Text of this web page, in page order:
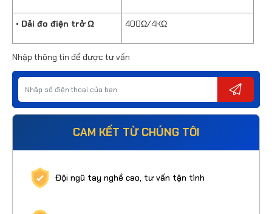
• Dải đo điện trở Ω 400Ω/4KΩ
Nhập thông tin để được tư vấn
CAM KẾT TỪ CHÚNG TÔI
Đội ngũ tay nghề cao, tư vấn tận tình